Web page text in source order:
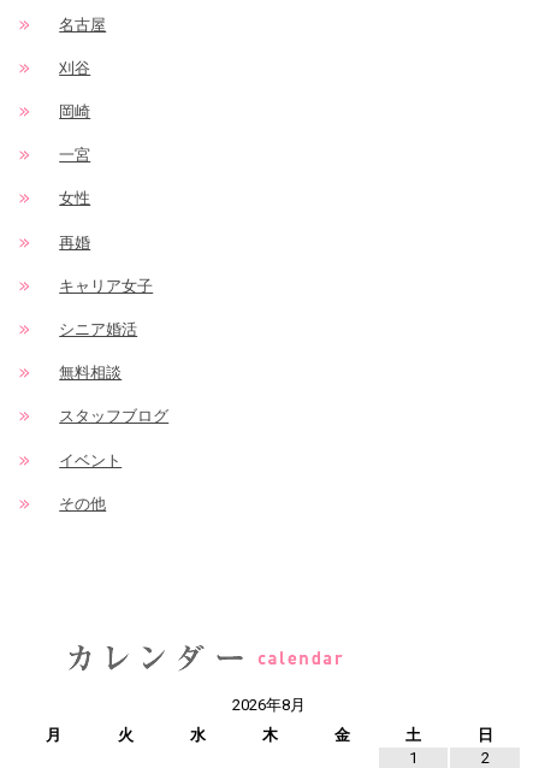
名古屋
刈谷
岡崎
一宮
女性
再婚
キャリア女子
シニア婚活
無料相談
スタッフブログ
イベント
その他
2026年8月
月
火 水 木 金 土
日
1
2